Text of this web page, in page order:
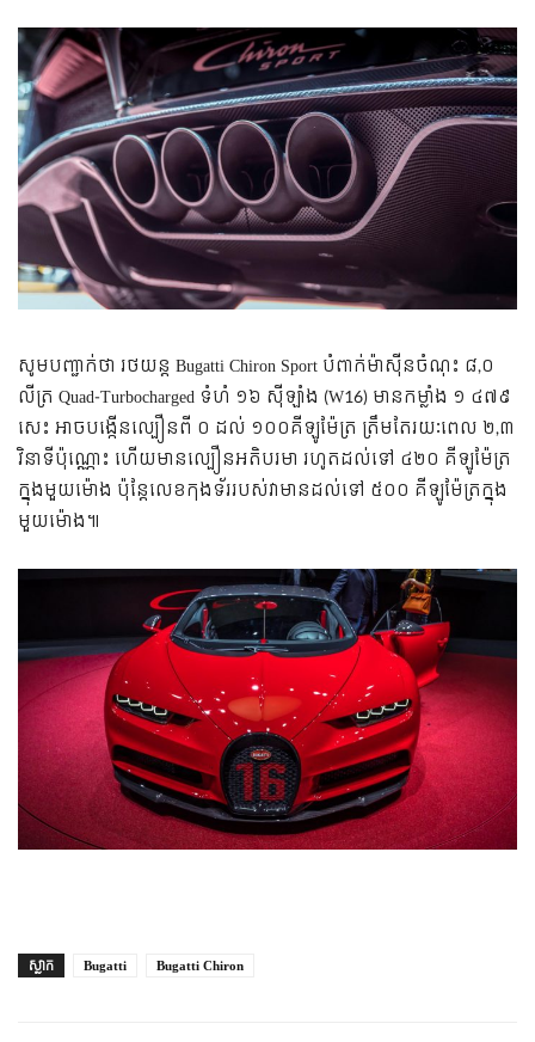
សូម​បញ្ជាក់​ថា រថយន្ត Bugatti Chiron Sport បំពាក់​ម៉ាស៊ីន​ចំណុះ ៨,០
លីត្រ Quad-Turbocharged ទំហំ ១៦ ស៊ីឡាំង (W16) មាន​កម្លាំង ១ ៤៧៩
សេះ អាច​បង្កើន​ល្បឿន​ពី ០ ដល់ ១០០​គីឡូម៉ែត្រ ត្រឹមតែ​រយៈពេល ២,៣
វិនាទី​ប៉ុណ្ណោះ ហើយ​មាន​ល្បឿន​អតិបរមា រហូត​ដល់​ទៅ ៤២០ គីឡូម៉ែត្រ​
ក្នុង​មួយ​ម៉ោង ប៉ុន្តែ​លេខ​កុងទ័រ​របស់​វា​មាន​ដល់​ទៅ ៥០០ គីឡូម៉ែត្រ​ក្នុង​
មួយ​ម៉ោង៕
ស្លាក Bugatti Bugatti Chiron